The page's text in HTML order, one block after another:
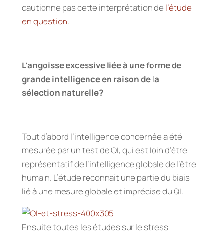
cautionne pas cette interprétation de l’étude
en question.
L’angoisse excessive liée à une forme de
grande intelligence en raison de la
sélection naturelle?
Tout d’abord l’intelligence concernée a été
mesurée par un test de QI, qui est loin d’être
représentatif de l’intelligence globale de l’être
humain. L’étude reconnait une partie du biais
lié à une mesure globale et imprécise du QI.
Ensuite toutes les études sur le stress